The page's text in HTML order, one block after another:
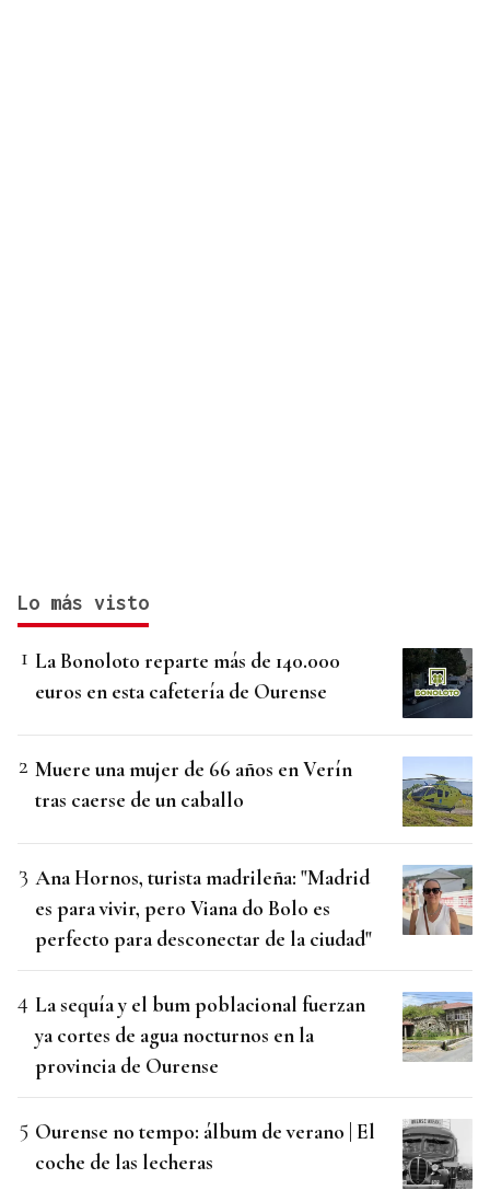
Lo más visto
La Bonoloto reparte más de 140.000
euros en esta cafetería de Ourense
Muere una mujer de 66 años en Verín
tras caerse de un caballo
Ana Hornos, turista madrileña: "Madrid
es para vivir, pero Viana do Bolo es
perfecto para desconectar de la ciudad"
La sequía y el bum poblacional fuerzan
ya cortes de agua nocturnos en la
provincia de Ourense
Ourense no tempo: álbum de verano | El
coche de las lecheras